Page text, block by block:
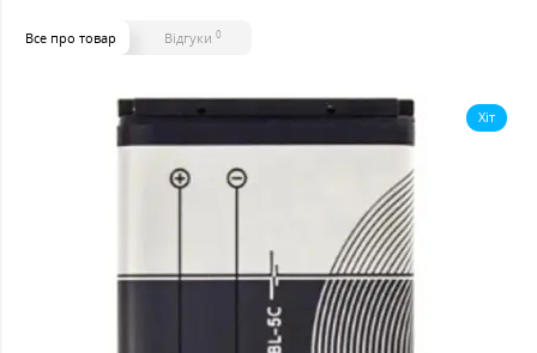
Все про товар Відгуки 0
Хіт